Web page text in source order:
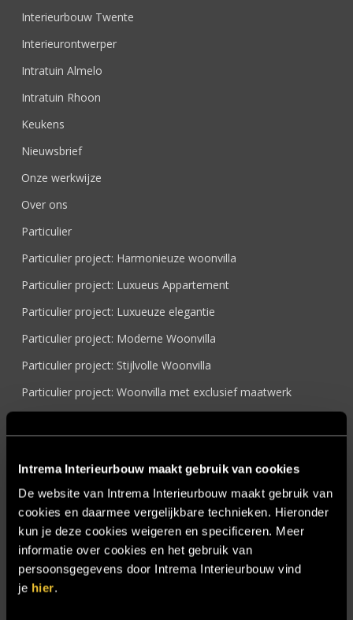
Intrema Interieurbouw maakt gebruik van cookies
De website van Intrema Interieurbouw maakt gebruik van
cookies en daarmee vergelijkbare technieken. Hieronder
kun je deze cookies weigeren en specificeren. Meer
informatie over cookies en het gebruik van
persoonsgegevens door Intrema Interieurbouw vind
je hier.
Interieurbouw Twente
Interieurontwerper
Intratuin Almelo
Intratuin Rhoon
Keukens
Nieuwsbrief
Onze werkwijze
Over ons
Particulier
Particulier project: Harmonieuze woonvilla
Particulier project: Luxueus Appartement
Particulier project: Luxueuze elegantie
Particulier project: Moderne Woonvilla
Particulier project: Stijlvolle Woonvilla
Particulier project: Woonvilla met exclusief maatwerk
Samenwerken
Sensire
Showroom
SIDN
Trebbe MiddenWest